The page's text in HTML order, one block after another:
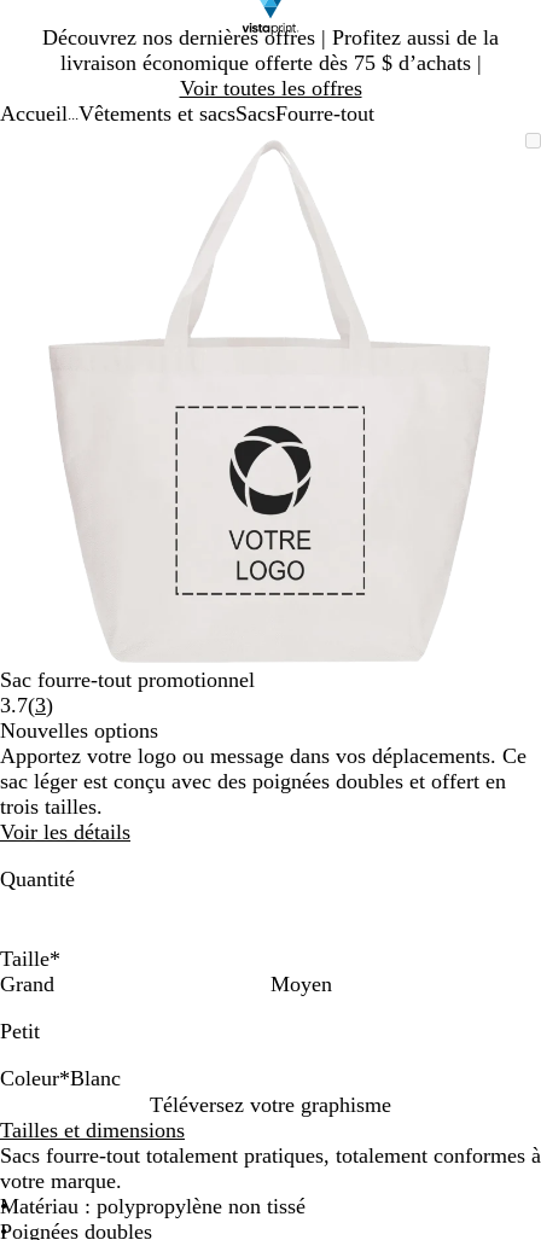
Découvrez nos dernières offres | Profitez aussi de la
livraison économique offerte dès 75 $ d’achats |
Voir toutes les offres
Diapositive
1
Accueil Vêtements et sacsSacsFourre-tout
Image
zoomable
Zoomé
minimum
Cliquez
pour
agrandir
Utilisez
les
touches
« plus »
« moins »
zoomer,
et
pour
panoramiser
Sac fourre-tout promotionnel
3.7(3Lire
les
3 avis
)
Nouvelles options
Apportez votre logo ou message dans vos déplacements. Ce
sac léger est conçu avec des poignées doubles et offert en
trois tailles.
Voir les détails
Quantité
Taille*
Grand
Moyen
Petit
Coleur*Blanc
r
a
n
g
e
l
a
n
c
r
è
m
e
a
u
n
e
a
g
e
n
t
e
r
t
l
i
o
u
g
e
r
i
s
i
o
l
e
t
o
r
d
e
a
l
e
u
r
o
e
r
t
l
e
u
m
a
e
r
t
c
h
y
a
n
o
i
r
Téléversez votre graphisme
Tailles et dimensions
Sacs fourre-tout totalement pratiques, totalement conformes à
votre marque.
Matériau : polypropylène non tissé
Poignées doubles